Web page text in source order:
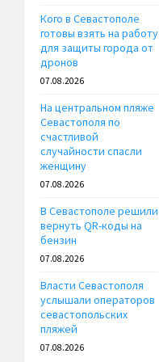
Кого в Севастополе
готовы взять на работу
для защиты города от
дронов
07.08.2026
На центральном пляже
Севастополя по
счастливой
случайности спасли
женщину
07.08.2026
В Севастополе решили
вернуть QR-коды на
бензин
07.08.2026
Власти Севастополя
услышали операторов
севастопольских
пляжей
07.08.2026